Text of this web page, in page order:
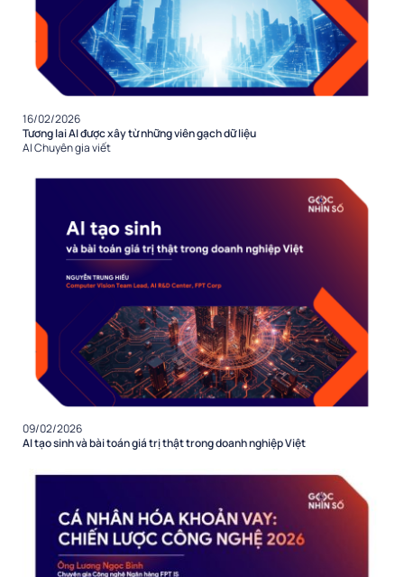
16/02/2026
Tương lai AI được xây từ những viên gạch dữ liệu
AIChuyên gia viết
09/02/2026
AI tạo sinh và bài toán giá trị thật trong doanh nghiệp Việt